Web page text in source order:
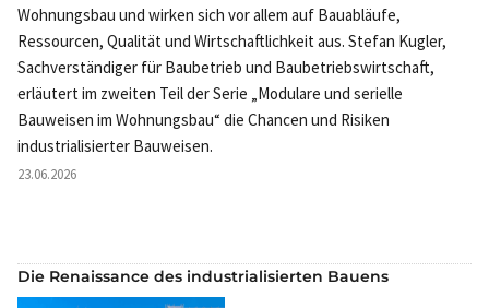
Wohnungsbau und wirken sich vor allem auf Bauabläufe,
Ressourcen, Qualität und Wirtschaftlichkeit aus. Stefan Kugler,
Sachverständiger für Baubetrieb und Baubetriebswirtschaft,
erläutert im zweiten Teil der Serie „Modulare und serielle
Bauweisen im Wohnungsbau“ die Chancen und Risiken
industrialisierter Bauweisen.
23.06.2026
Die Renaissance des industrialisierten Bauens